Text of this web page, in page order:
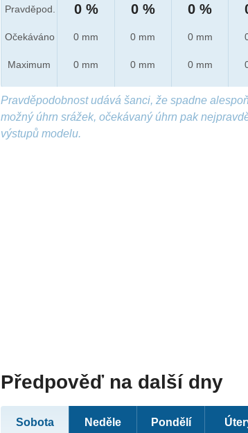
Pravděpod.
Očekáváno
Maximum
0 %
0 mm
0 mm
0 %
0 mm
0 mm
0 %
0 mm
0 mm
Pravděpodobnost udává šanci, že spadne
možný úhrn srážek, očekávaný úhrn pak
výstupů modelu.
Předpověď na další dny
Sobota Neděle Pondělí